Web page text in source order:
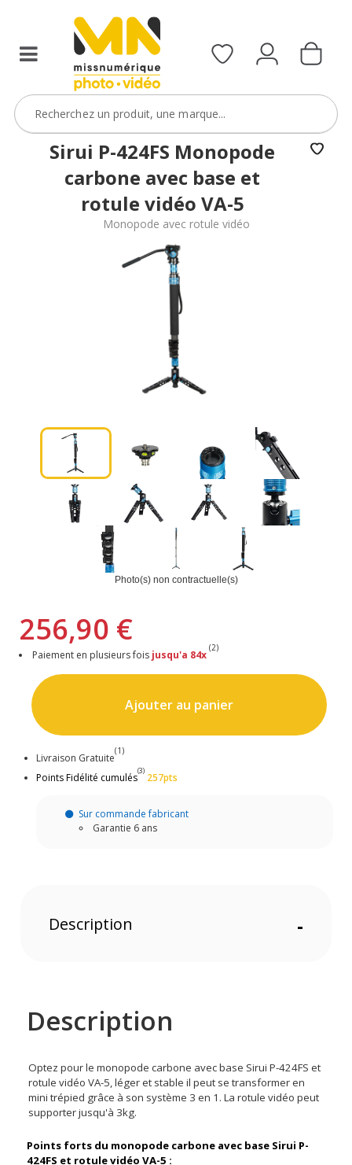
Sirui P-424FS Monopode
carbone avec base et
rotule vidéo VA-5
Monopode avec rotule vidéo
Photo(s) non contractuelle(s)
256,90 €
Paiement en plusieurs fois jusqu'a 84x
(2)
Ajouter au panier
Livraison Gratuite
(1)
Points Fidélité cumulés
(3)
257pts
Sur commande fabricant
Garantie 6 ans
Description -
Description
Optez pour le monopode carbone avec base Sirui P-424FS et
rotule vidéo VA-5, léger et stable il peut se transformer en
mini trépied grâce à son système 3 en 1. La rotule vidéo peut
supporter jusqu'à 3kg.
Points forts du monopode carbone avec base Sirui P-
424FS et rotule vidéo VA-5 :